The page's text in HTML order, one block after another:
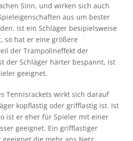
Sinn, und wirken sich auch
aus um bester
Ist ein Schläger besipielsweise
so hat er eine größere
der Trampolineffekt der
der Schläger härter bespannt, ist
geeignet.
Tennisrackets wirkt sich darauf
kopflastig oder grifflastig ist. Ist
ist er eher für Spieler mit einer
geeignet. Ein grifflastiger